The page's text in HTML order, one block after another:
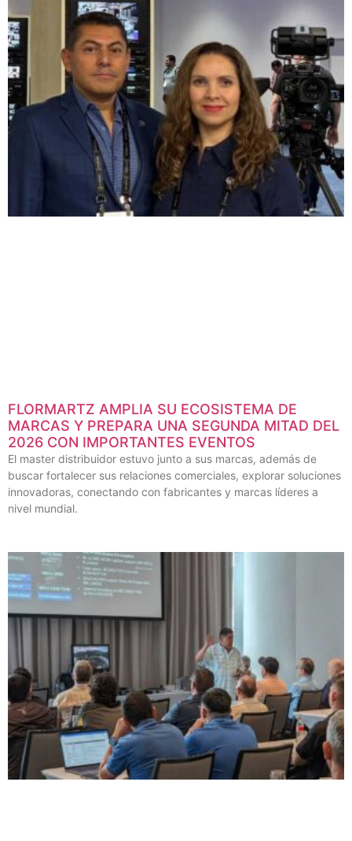
FLORMARTZ AMPLIA SU ECOSISTEMA DE
MARCAS Y PREPARA UNA SEGUNDA MITAD DEL
2026 CON IMPORTANTES EVENTOS
El master distribuidor estuvo junto a sus marcas, además de
buscar fortalecer sus relaciones comerciales, explorar soluciones
innovadoras, conectando con fabricantes y marcas líderes a
nivel mundial.